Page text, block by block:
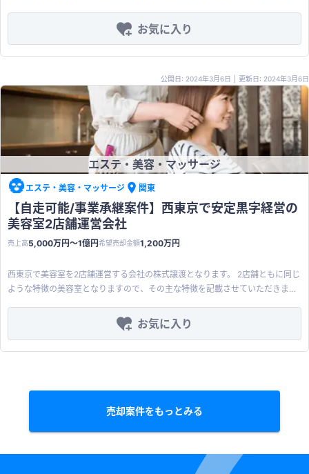
グローバルコーヒーチェーン店の顧客囲い込み企画を参考に、2017年11月にリ
リース。 本システムは、「御社だけの電子マネーシステム」です。 （特徴）
機能：①自由な還元率設定、②会員ランクシステムによるランク別付与率設
定機能 （効果） ・利用単価アップ：現金決済と比べ、オプションサービスな
どの注文が増える傾向があります。 ・来店頻度の向上：原則、他店では利用で
きない電子マネーなので、顧客の囲い込み・固定化に繋がります。 ・キャッシ
ュフローの改善：事前チャージ制なので、キャッシュフローが良化します。 ・
退蔵益の発生：未利用の残高は雑収入になります。 （顧客管理機能）※別途有
料オプションとして実装可能 ・顧客情報、利用履歴情報などを管理することが
可能です。 ・POS連携、POS機能を内蔵することで商品販売データのRAWデ
ータを管理可能になります。 ・ビッグデータ管理を通じたサービス改善が可能
になります。 ・年齢、性別など顧客属性に基づいたターゲティングメール配信
が可能です。 ・任意の期間内の取引データを集計し、閲覧可能です。 ・グラフ
（類型） ー （特徴） 地方の個人経営～小規模FC店
弱い。 商店街・地域活性化団体 ー 複数店舗共通ポイント＋チャージ
リピーター型ビジネス ー 理美容室、ネイル、整体、パーソナルジム
など、LTVが命の業態 自社ブランドを構築したい企業 ー 「自社通貨化」によ
るブランディングと価格競争力を志向 スタートアップSaaS連携企業 ー
CRM連携やOEM化を通じて自社サービスを拡張したい開発系企業 【強み・ア
ピールポイント】 ・プリペイドカード機能：チャージ額に応じた任意のインセ
応可能。 ・顧客管理機能（有料オプション）：POS連携で顧客情報のデータ化
に対応。顧客属性に基づくターゲティングメール配信が可能。 ・顧客の囲い込
伴い、底堅い需要が期待できる。QR決済やクレジットカードよりも心理的に
現金との距離が近く、シニアや子供向けで活用が期待できる。 【その他、特
リピーター比率が高く、比較的低い広告宣伝費で集客ができている 【その他希
望条件】 ・譲渡価格相談可 ・従業員の雇用継続 ・連帯保証の解除
お気に入り
公開日: 2024年3月6日 更新日: 2024年3月6日
エステ・美容・マッサージ
エステ・美容・マッサージ 関東
【自走可能/事業承継案件】西東京で安定黒字経営の
美容室2店舗運営会社
売上高5,000万円〜1億円希望売却金額1,200万円
西東京で美容室を2店舗運営する会社の株式譲渡となります。 2店舗ともに同じ
ような特徴の美容室となりますので、その主な特徴を記載させていただきま
面）10席程度 ・スタイリスト5名程度 ・顧客単価：1万円程度 ・予約比率：女
性約8割、男性約2割で主な年齢層は40代〜50代以上 ・リピート率：80％以上
い知名度と足元の安定経営を活かした成長戦略を描きやすい なお、現オーナー
は美容師ではないため、経営管理業務のみを行なっており、日々の店舗運営は
各店舗で自走して行われています。 ＜直近の財務概要＞（決算月5月） 売上
高：9,000万円（今期着見込み） 営業利益：900万円（今期着見込み） 減価償
残高：1,100万円（2024年1月末時点） 有利子負債残高：3,560万円（2024年1
お気に入り
売却案件をもっとみる